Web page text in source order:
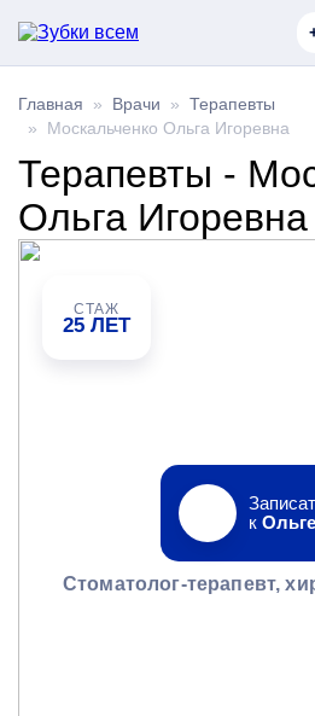
Главная » Врачи » Терапевты
» Москальченко Ольга Игоревна
Терапевты -
Ольга Игоревна
СТАЖ
25 ЛЕТ
Стоматолог-терапевт,
к